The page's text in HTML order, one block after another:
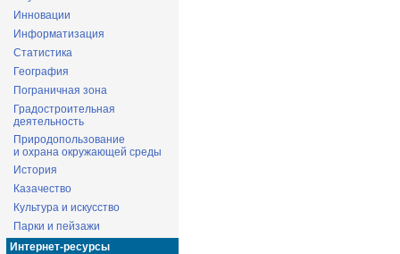
Инновации
Информатизация
Статистика
География
Пограничная зона
Градостроительная
деятельность
Природопользование
и охрана окружающей среды
История
Казачество
Культура и искусство
Парки и пейзажи
Интернет-ресурсы